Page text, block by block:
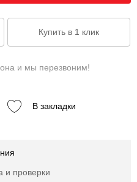
и мы перезвоним!
В закладки
и проверки